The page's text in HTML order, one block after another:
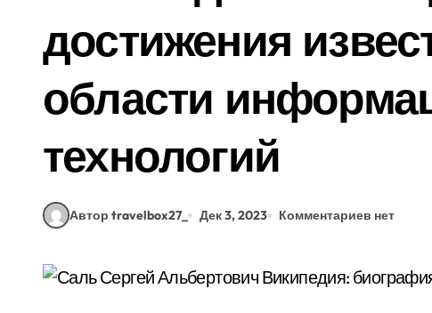
достижения
области
технологий
Автор travelbox27_ Дек 3, 2023 Комментариев нет